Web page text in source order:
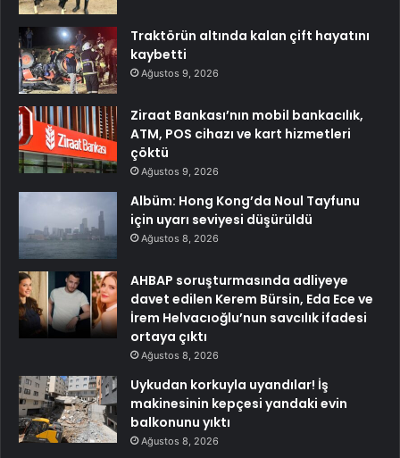
Traktörün altında kalan çift hayatını
kaybetti
Ağustos 9, 2026
Ziraat Bankası’nın mobil bankacılık,
ATM, POS cihazı ve kart hizmetleri
çöktü
Ağustos 9, 2026
Albüm: Hong Kong’da Noul Tayfunu
için uyarı seviyesi düşürüldü
Ağustos 8, 2026
AHBAP soruşturmasında adliyeye
davet edilen Kerem Bürsin, Eda Ece ve
İrem Helvacıoğlu’nun savcılık ifadesi
ortaya çıktı
Ağustos 8, 2026
Uykudan korkuyla uyandılar! İş
makinesinin kepçesi yandaki evin
balkonunu yıktı
Ağustos 8, 2026